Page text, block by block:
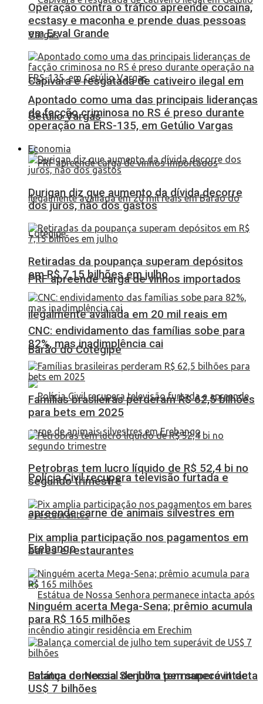
Capivara é resgatada de cativeiro ilegal em
Getúlio Vargas
PRF apreende carga de vinhos importados
ilegalmente avaliada em 20 mil reais em
Barão do Cotegipe
Polícia Civil recupera televisão furtada e
apreende carne de animais silvestres em
Erebango
Estátua de Nossa Senhora permanece intacta
Operação contra o tráfico apreende cocaína,
ecstasy e maconha e prende duas pessoas
em Erval Grande
Apontado como uma das principais lideranças
de facção criminosa no RS é preso durante
operação na ERS-135, em Getúlio Vargas
Economia
Durigan diz que aumento da dívida decorre
dos juros, não dos gastos
Retiradas da poupança superam depósitos
em R$ 7,15 bilhões em julho
CNC: endividamento das famílias sobe para
82%, mas inadimplência cai
Famílias brasileiras perderam R$ 62,5 bilhões
para bets em 2025
Petrobras tem lucro líquido de R$ 52,4 bi no
segundo trimestre
Pix amplia participação nos pagamentos em
bares e restaurantes
Ninguém acerta Mega-Sena; prêmio acumula
para R$ 165 milhões
Balança comercial de julho tem superávit de
US$ 7 bilhões